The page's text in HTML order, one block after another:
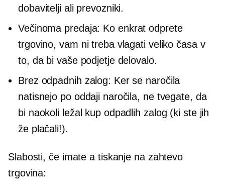
dobavitelji ali prevozniki.
Večinoma predaja: Ko enkrat odprete
trgovino, vam ni treba vlagati veliko časa v
to, da bi vaše podjetje delovalo.
Brez odpadnih zalog: Ker se naročila
natisnejo po oddaji naročila, ne tvegate, da
bi naokoli ležal kup odpadlih zalog (ki ste jih
že plačali!).
Slabosti, če imate a tiskanje na zahtevo
trgovina: